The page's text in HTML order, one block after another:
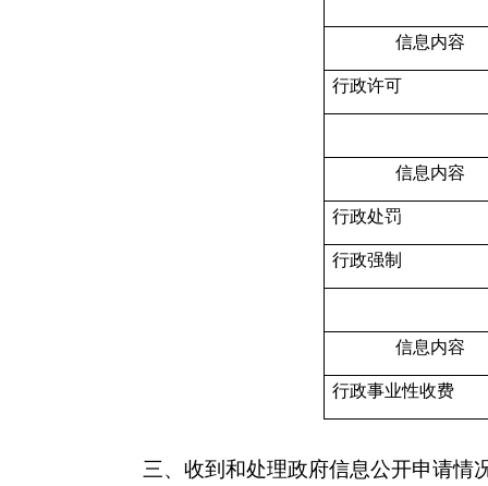
信息内容
行政许可
信息内容
行政处罚
行政强制
信息内容
行政事业性收费
三、收到和处理政府信息公开申请情